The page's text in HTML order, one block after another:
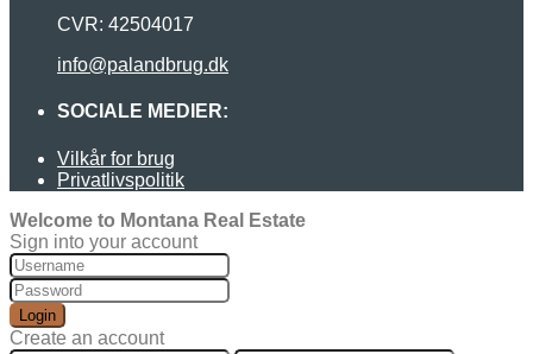
CVR: 42504017
info@palandbrug.dk
SOCIALE MEDIER:
Vilkår for brug
Privatlivspolitik
Welcome to Montana Real Estate
Sign into your account
Login
Create an account